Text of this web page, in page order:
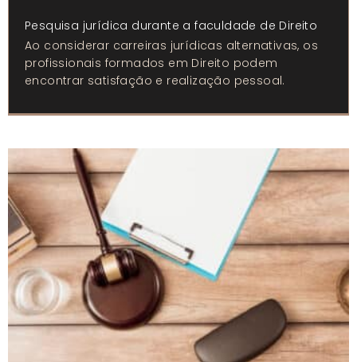
Pesquisa jurídica durante a faculdade de Direito
Ao considerar carreiras jurídicas alternativas, os
profissionais formados em Direito podem
encontrar satisfação e realização pessoal.